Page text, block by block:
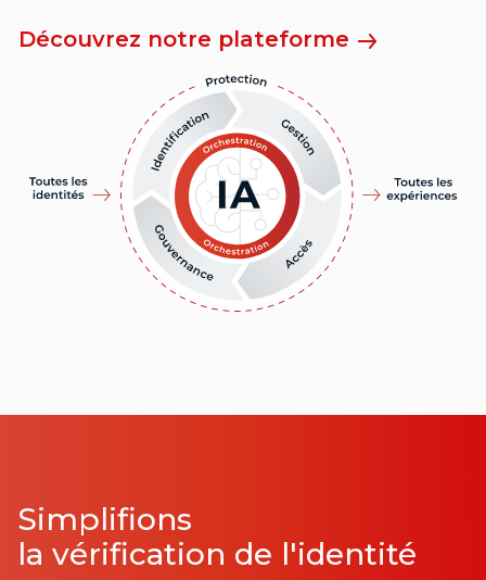
Découvrez notre plateforme
Simplifions
la vérification de l'identité